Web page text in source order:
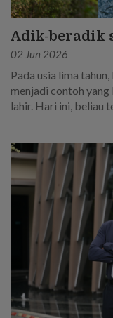
Adik-beradik
02 Jun 2026
Pada usia lima
menjadi contoh
lahir. Hari ini, beliau